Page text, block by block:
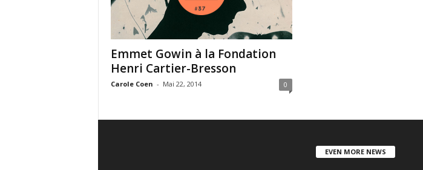
Emmet Gowin à la Fondation
Henri Cartier-Bresson
Carole Coen - Mai 22, 2014 0
EVEN MORE NEWS